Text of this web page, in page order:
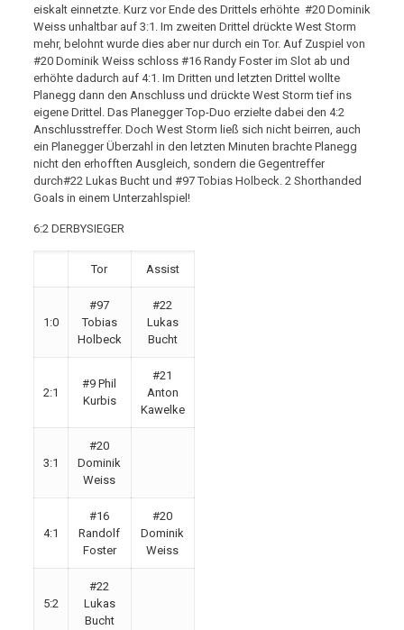
eiskalt einnetzte. Kurz vor Ende des Drittels erhöhte #20 Dominik
Weiss unhaltbar auf 3:1. Im zweiten Drittel drückte West Storm
mehr, belohnt wurde dies aber nur durch ein Tor. Auf Zuspiel von
#20 Dominik Weiss schloss #16 Randy Foster im Slot ab und
erhöhte dadurch auf 4:1. Im Dritten und letzten Drittel wollte
Planegg dann den Anschluss und drückte West Storm tief ins
eigene Drittel. Das Planegger Top-Duo erzielte dabei den 4:2
Anschlusstreffer. Doch West Storm ließ sich nicht beirren, auch
ein Planegger Überzahl in den letzten Minuten brachte Planegg
nicht den erhofften Ausgleich, sondern die Gegentreffer
durch#22 Lukas Bucht und #97 Tobias Holbeck. 2 Shorthanded
Goals in einem Unterzahlspiel!
6:2 DERBYSIEGER
Tor Assist
1:0
#97
Tobias
Holbeck
#22
Lukas
Bucht
2:1
#9 Phil
Kurbis
#21
Anton
Kawelke
3:1
#20
Dominik
Weiss
4:1
#16
Randolf
Foster
#20
Dominik
Weiss
5:2
#22
Lukas
Bucht